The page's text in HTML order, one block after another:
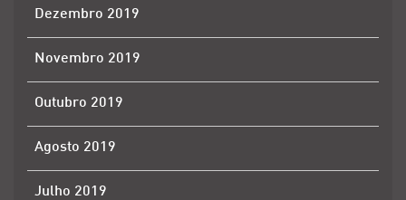
Dezembro 2019
Novembro 2019
Outubro 2019
Agosto 2019
Julho 2019